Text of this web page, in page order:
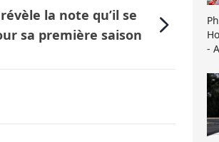
la note qu’il se
sa première saison
-